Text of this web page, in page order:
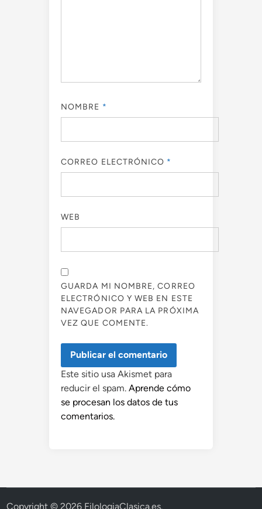
NOMBRE *
CORREO ELECTRÓNICO *
WEB
GUARDA MI NOMBRE, CORREO
ELECTRÓNICO Y WEB EN ESTE
NAVEGADOR PARA LA PRÓXIMA
VEZ QUE COMENTE.
Este sitio usa Akismet para
reducir el spam. Aprende cómo
se procesan los datos de tus
comentarios.
Copyright © 2026 FilologiaClasica.es.